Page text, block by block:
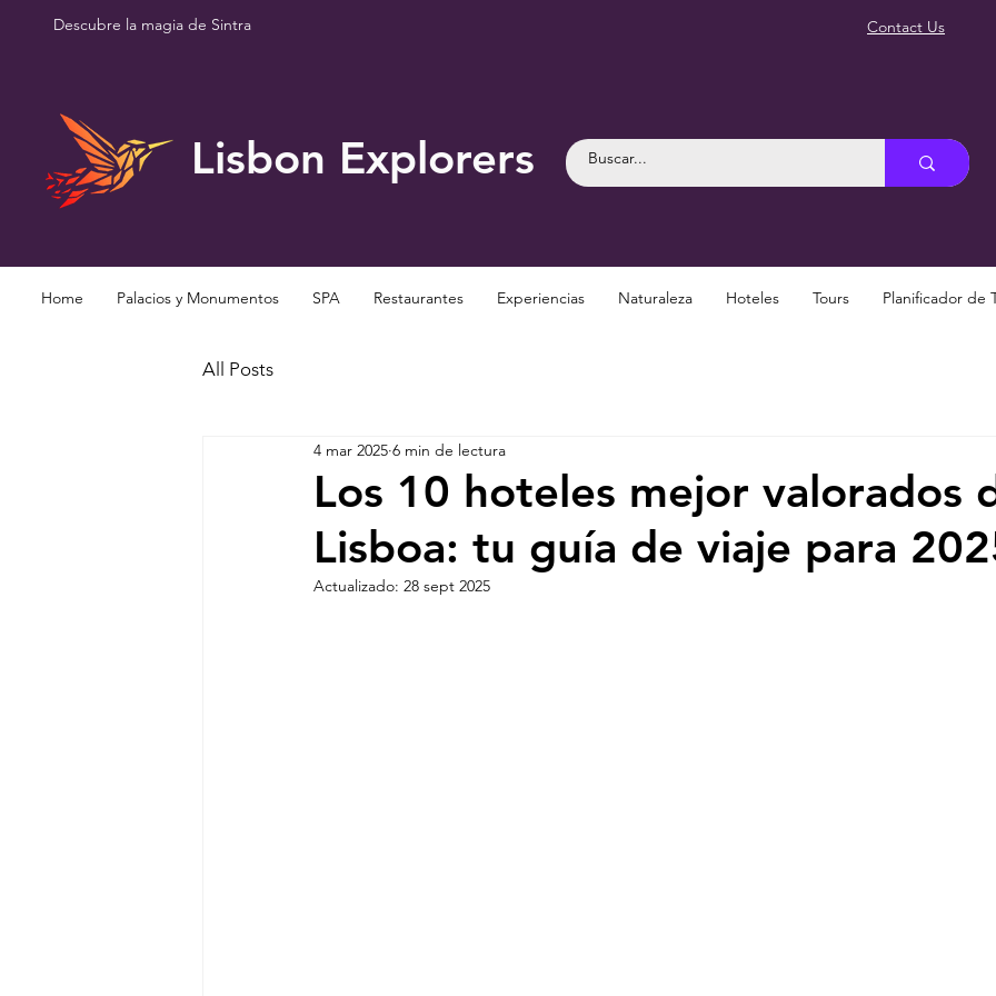
Descubre la magia de Sintra Contact Us
Lisbon Explorers
Home Palacios y Monumentos SPA Restaurantes Experiencias Naturaleza Hoteles Tours Planificador de
All Posts
Los 10 hoteles mejor valorados
Lisboa: tu guía de viaje para
4 mar 2025 6 min de lectura
Actualizado: 28 sept 2025